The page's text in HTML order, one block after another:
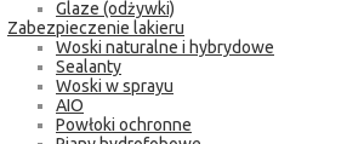
Glaze (odżywki)
Zabezpieczenie lakieru
Woski naturalne i hybrydowe
Sealanty
Woski w sprayu
AIO
Powłoki ochronne